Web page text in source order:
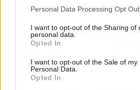
Personal Data Processing Opt
I want to opt-out of the Sharing of
personal data.
Opted In
I want to opt-out of the Sale of my
Personal Data.
Opted In
Artículo anterior
Opiniones sobre Repara
reflejan su ayuda ante el
estrés financiero